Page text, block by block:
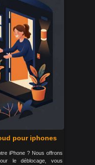
pour iphones
iPhone ? Nous offrons
le déblocage, vous